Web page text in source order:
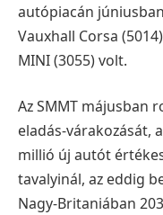
autópiacán
Vauxhall Corsa
MINI (3055) volt.
Az SMMT májusban
eladás-várakozását,
millió új autót
tavalyinál, az eddig
Nagy-Britaniában